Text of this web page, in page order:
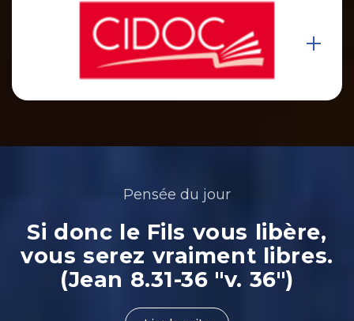
Pensée du jour
Si donc le Fils vous libère,
vous serez vraiment libres.
(Jean 8.31-36 "v. 36")